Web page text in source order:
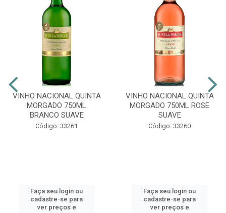
VINHO NACIONAL QUINTA
MORGADO 750ML
BRANCO SUAVE
Código: 33261
Faça seu login ou
cadastre-se para
ver preços e
VINHO NACIONAL QUINTA
MORGADO 750ML ROSE
SUAVE
Código: 33260
Faça seu login ou
cadastre-se para
ver preços e